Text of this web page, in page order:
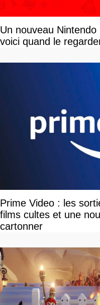
Un nouveau
voici quand le
Prime Video : les
films cultes et une
cartonner